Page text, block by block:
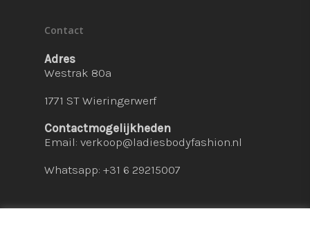
Contact
Adres
Westrak 80a
1771 ST Wieringerwerf
Contactmogelijkheden
Email: verkoop@ladiesbodyfashion.nl
Whatsapp: +31 6 29215007